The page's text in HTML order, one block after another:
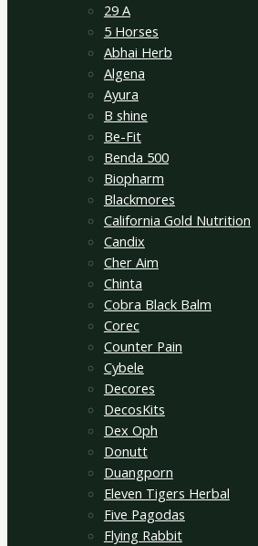
29 A
5 Horses
Abhai Herb
Algena
Ayura
B shine
Be-Fit
Benda 500
Biopharm
Blackmores
California Gold Nutrition
Candix
Cher Aim
Chinta
Cobra Black Balm
Corec
Counter Pain
Cybele
Decores
DecosKits
Dex Oph
Donutt
Duangporn
Eleven Tigers Herbal
Five Pagodas
Flying Rabbit